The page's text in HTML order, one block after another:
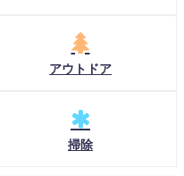
アウトドア
掃除